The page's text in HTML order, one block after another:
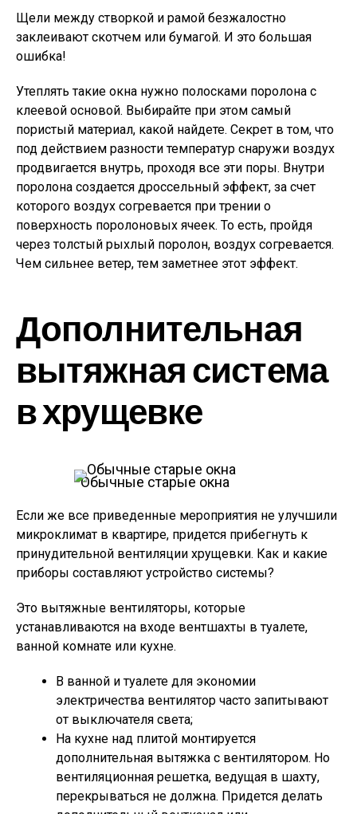
Щели между створкой и рамой безжалостно
заклеивают скотчем или бумагой. И это большая
ошибка!
Утеплять такие окна нужно полосками поролона с
клеевой основой. Выбирайте при этом самый
пористый материал, какой найдете. Секрет в том, что
под действием разности температур снаружи воздух
продвигается внутрь, проходя все эти поры. Внутри
поролона создается дроссельный эффект, за счет
которого воздух согревается при трении о
поверхность поролоновых ячеек. То есть, пройдя
через толстый рыхлый поролон, воздух согревается.
Чем сильнее ветер, тем заметнее этот эффект.
Дополнительная
вытяжная система
в хрущевке
Обычные старые окна
Если же все приведенные мероприятия не улучшили
микроклимат в квартире, придется прибегнуть к
принудительной вентиляции хрущевки. Как и какие
приборы составляют устройство системы?
Это вытяжные вентиляторы, которые
устанавливаются на входе вентшахты в туалете,
ванной комнате или кухне.
В ванной и туалете для экономии
электричества вентилятор часто запитывают
от выключателя света;
На кухне над плитой монтируется
дополнительная вытяжка с вентилятором. Но
вентиляционная решетка, ведущая в шахту,
перекрываться не должна. Придется делать